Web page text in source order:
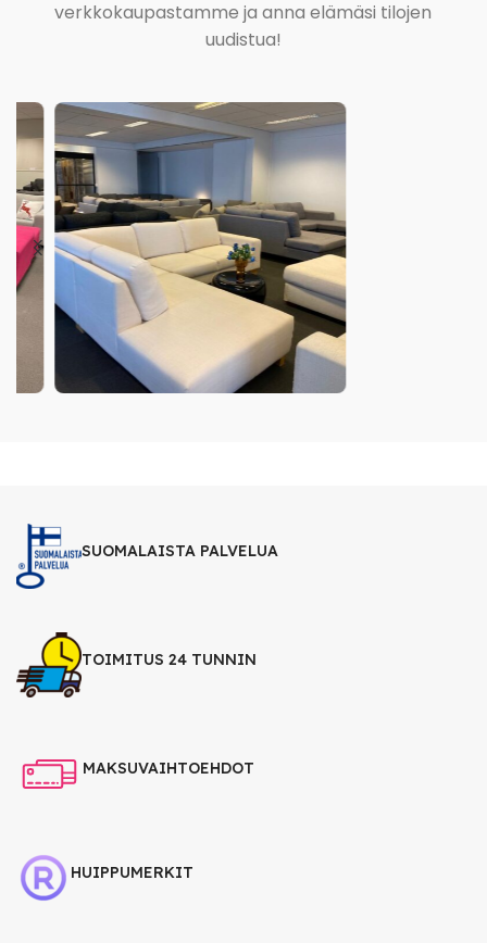
verkkokaupastamme ja anna elämäsi tilojen
uudistua!
SUOMALAISTA PALVELUA
TOIMITUS 24 TUNNIN
MAKSUVAIHTOEHDOT
HUIPPUMERKIT